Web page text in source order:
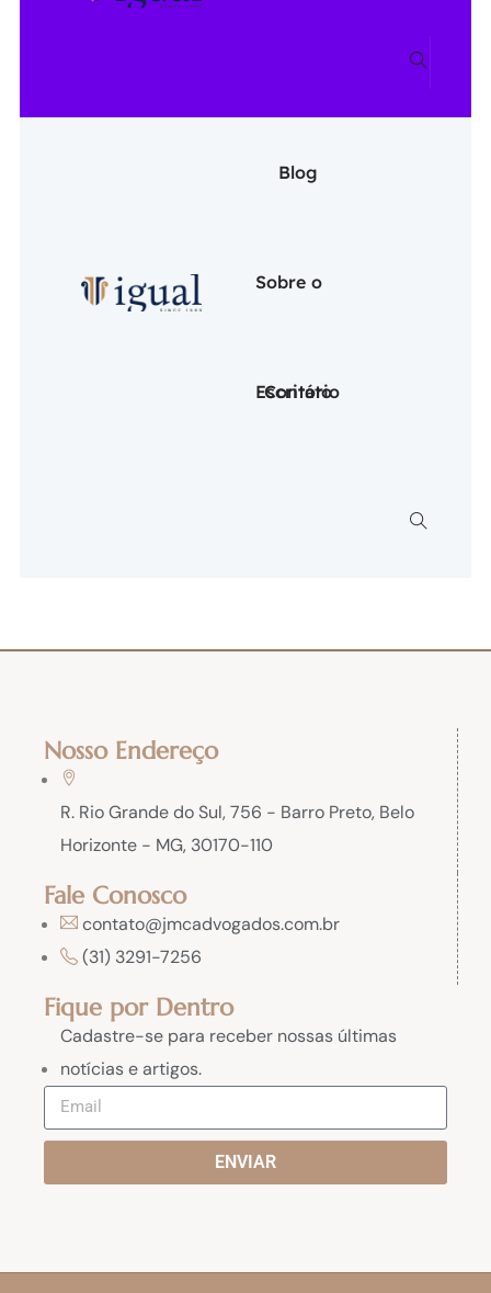
Blog
Sobre o
Escritório
Contato
Nosso Endereço
R. Rio Grande do Sul, 756 - Barro Preto, Belo
Horizonte - MG, 30170-110
Fale Conosco
contato@jmcadvogados.com.br
(31) 3291-7256
Fique por Dentro
Cadastre-se para receber nossas últimas
notícias e artigos.
ENVIAR